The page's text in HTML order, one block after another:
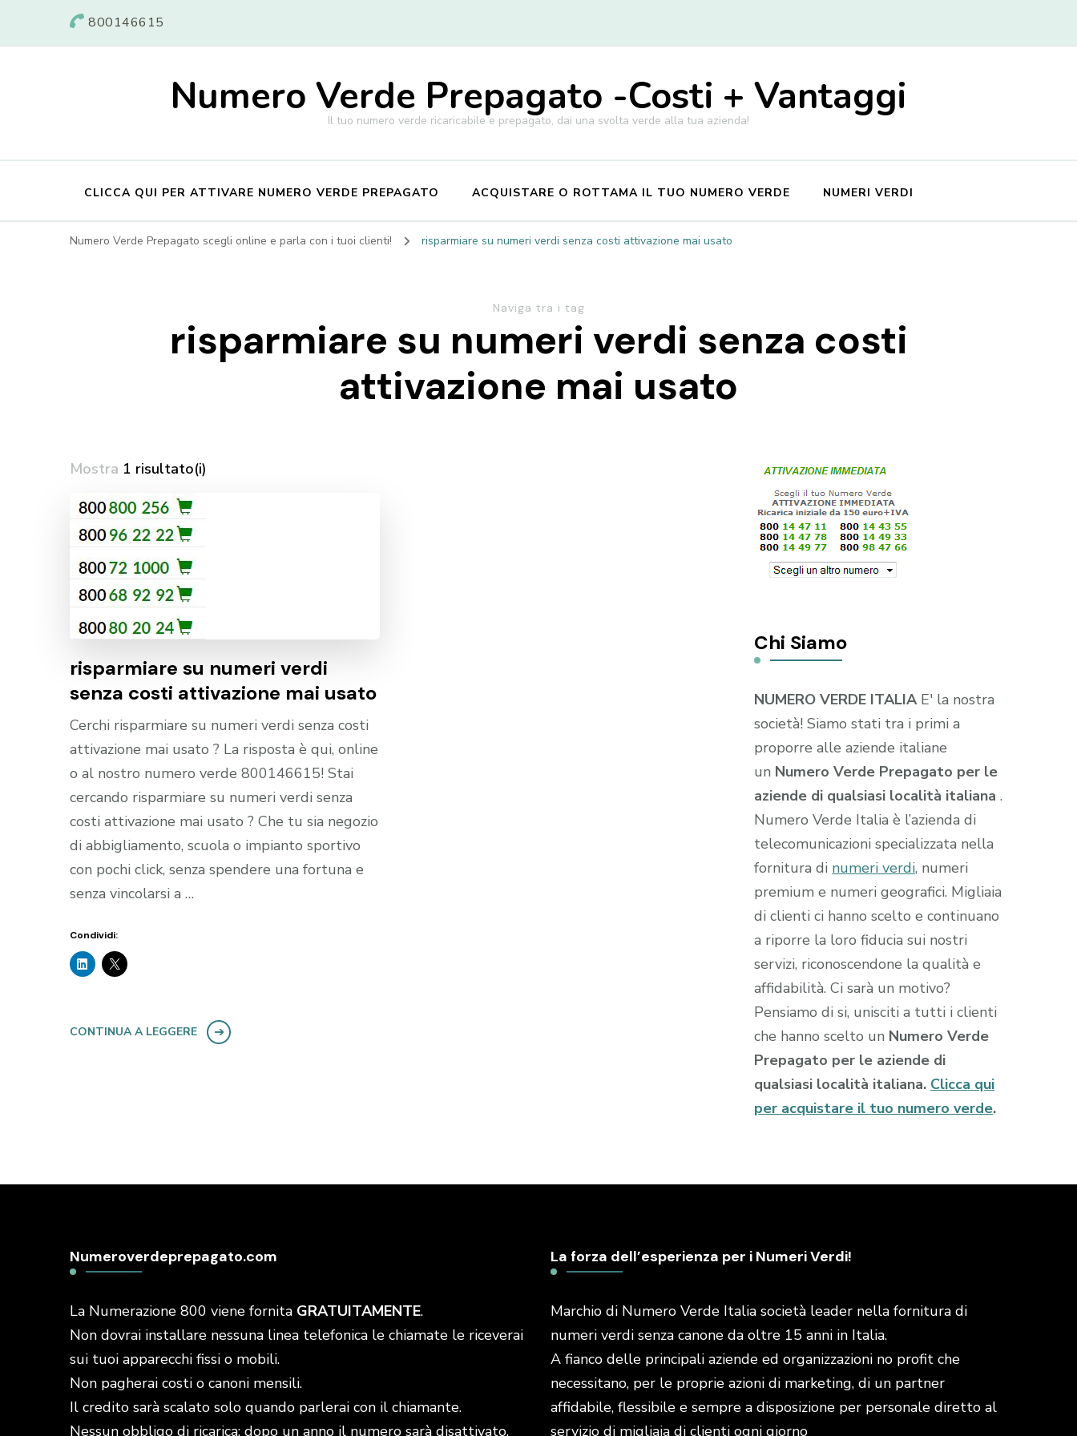
800146615
Numero Verde Prepagato -Costi + Vantaggi
Il tuo numero verde ricaricabile e prepagato, dai una svolta verde alla tua azienda!
CLICCA QUI PER ATTIVARE NUMERO VERDE PREPAGATO ACQUISTARE O ROTTAMA IL TUO NUMERO VERDE NUMERI VERDI
Numero Verde Prepagato scegli online e parla con i tuoi clienti! risparmiare su numeri verdi senza costi attivazione mai usato
Naviga tra i tag
risparmiare su numeri verdi senza costi
attivazione mai usato
Mostra 1 risultato(i)
risparmiare su numeri verdi
senza costi attivazione mai usato
Cerchi risparmiare su numeri verdi senza costi
attivazione mai usato ? La risposta è qui, online
o al nostro numero verde 800146615! Stai
cercando risparmiare su numeri verdi senza
costi attivazione mai usato ? Che tu sia negozio
di abbigliamento, scuola o impianto sportivo
con pochi click, senza spendere una fortuna e
senza vincolarsi a …
Condividi:
CONTINUA A LEGGERE
Chi Siamo
NUMERO VERDE ITALIAE' la nostra
società! Siamo stati tra i primi a
proporre alle aziende italiane
un Numero Verde Prepagato per le
aziende di qualsiasi località italiana.
Numero Verde Italia è l’azienda di
telecomunicazioni specializzata nella
fornitura di numeri verdi, numeri
premium e numeri geografici. Migliaia
di clienti ci hanno scelto e continuano
a riporre la loro fiducia sui nostri
servizi, riconoscendone la qualità e
affidabilità. Ci sarà un motivo?
Pensiamo di si, unisciti a tutti i clienti
che hanno scelto un Numero Verde
Prepagato per le aziende di
qualsiasi località italiana. Clicca qui
per acquistare il tuo numero verde.
Numeroverdeprepagato.com
La Numerazione 800 viene fornita GRATUITAMENTE.
Non dovrai installare nessuna linea telefonica le chiamate le riceverai
sui tuoi apparecchi fissi o mobili.
Non pagherai costi o canoni mensili.
Il credito sarà scalato solo quando parlerai con il chiamante.
Nessun obbligo di ricarica: dopo un anno il numero sarà disattivato.
La forza dell’esperienza per i Numeri Verdi!
Marchio di Numero Verde Italia società leader nella fornitura di
numeri verdi senza canone da oltre 15 anni in Italia.
A fianco delle principali aziende ed organizzazioni no profit che
necessitano, per le proprie azioni di marketing, di un partner
affidabile, flessibile e sempre a disposizione per personale diretto al
servizio di migliaia di clienti ogni giorno